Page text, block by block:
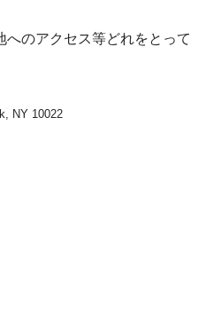
のアクセス等どれをとって
NY 10022